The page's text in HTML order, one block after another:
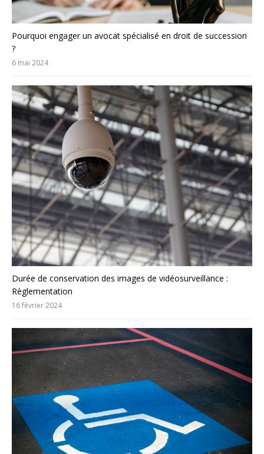
Pourquoi engager un avocat spécialisé en droit de succession
?
6 mai 2024
Durée de conservation des images de vidéosurveillance :
Règlementation
16 février 2024